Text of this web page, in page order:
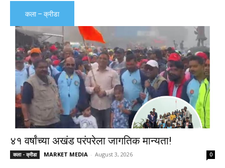
कला – क्रीडा
४१ वर्षांच्या अखंड परंपरेला जागतिक मान्यता!
कला - क्रीडा MARKET MEDIA - August 3, 2026 0